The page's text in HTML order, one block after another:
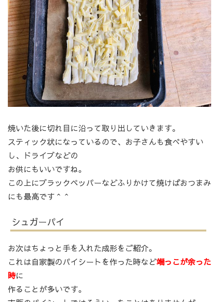
焼いた後に切れ目に沿って取り出していきます。
スティック状になっているので、お子さんも食べやすい
し、ドライブなどの
お供にもいいですね。
この上にブラックペッパーなどふりかけて焼けばおつまみ
にも最高です＾＾
シュガーパイ
お次はちょっと手を入れた成形をご紹介。
これは自家製のパイシートを作った時など端っこが余った
時に
作ることが多いです。